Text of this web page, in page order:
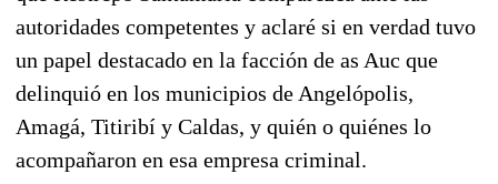
autoridades competentes y aclaré si en verdad tuvo
un papel destacado en la facción de as Auc que
delinquió en los municipios de Angelópolis,
Amagá, Titiribí y Caldas, y quién o quiénes lo
acompañaron en esa empresa criminal.